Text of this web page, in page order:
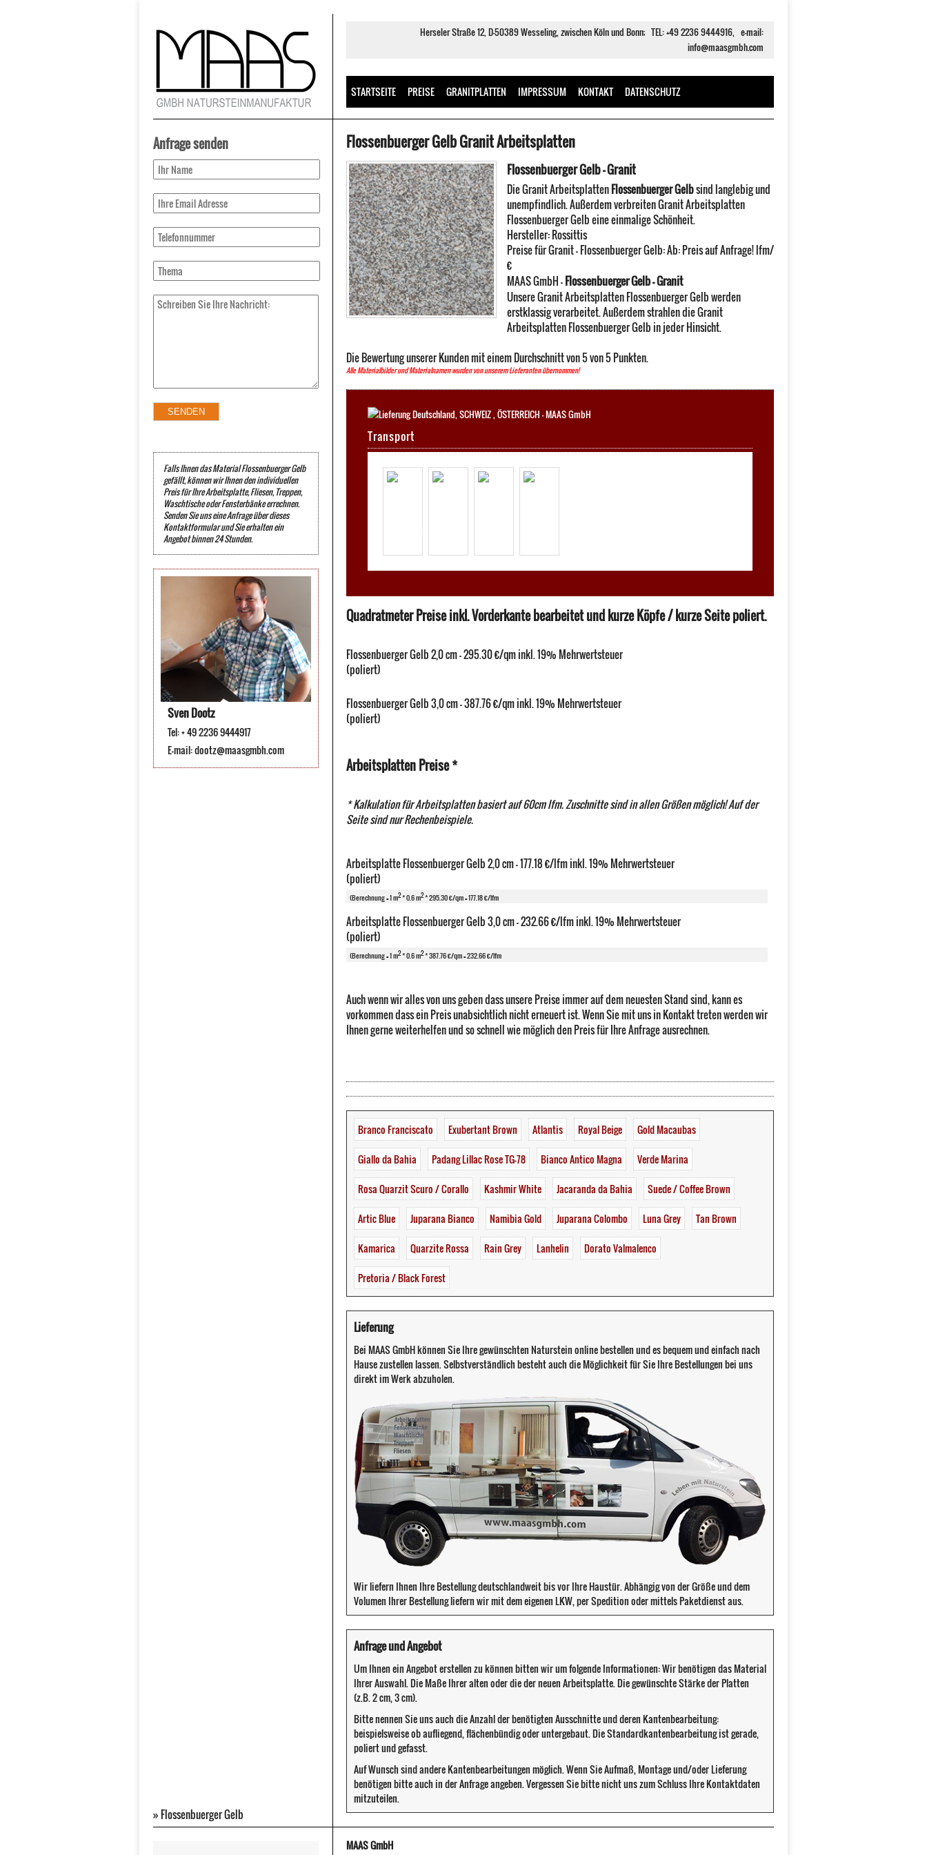
Herseler Straße 12, D-50389 Wesseling, zwischen Köln und Bonn; TEL: +49 2236 9444916, e-mail:
info@maasgmbh.com
STARTSEITE PREISE GRANITPLATTEN IMPRESSUM KONTAKT DATENSCHUTZ
Anfrage senden
Falls Ihnen das Material Flossenbuerger Gelb
gefällt, können wir Ihnen den individuellen
Preis für Ihre Arbeitsplatte, Fliesen, Treppen,
Waschtische oder Fensterbänke errechnen.
Senden Sie uns eine Anfrage über dieses
Kontaktformular und Sie erhalten ein
Angebot binnen 24 Stunden.
Sven Dootz
Tel: + 49 2236 9444917
E-mail:dootz@maasgmbh.com
Flossenbuerger Gelb Granit Arbeitsplatten
Flossenbuerger Gelb - Granit
Die Granit ArbeitsplattenFlossenbuerger Gelbsind langlebig und
unempfindlich. Außerdem verbreiten Granit Arbeitsplatten
Flossenbuerger Gelb eine einmalige Schönheit.
Hersteller:Rossittis
Preise für Granit -Flossenbuerger Gelb:Ab:Preis auf Anfrage!lfm/
€
MAAS GmbH-Flossenbuerger Gelb - Granit
Unsere Granit Arbeitsplatten Flossenbuerger Gelb werden
erstklassig verarbeitet. Außerdem strahlen die Granit
Arbeitsplatten Flossenbuerger Gelb in jeder Hinsicht.
Die Bewertung unserer Kunden mit einem Durchschnitt von5von5Punkten.
Alle Materialbilder und Materialnamen wurden von unserem Lieferanten übernommen!
Transport
Quadratmeter Preise inkl. Vorderkante bearbeitet und kurze Köpfe / kurze Seite poliert.
Flossenbuerger Gelb 2,0 cm - 295.30 €/qm inkl. 19% Mehrwertsteuer
(poliert)
Flossenbuerger Gelb 3,0 cm - 387.76 €/qm inkl. 19% Mehrwertsteuer
(poliert)
Arbeitsplatten Preise *
* Kalkulation für Arbeitsplatten basiert auf 60cm lfm. Zuschnitte sind in allen Größen möglich! Auf der
Seite sind nur Rechenbeispiele.
Arbeitsplatte Flossenbuerger Gelb 2,0 cm - 177.18 €/lfm inkl. 19% Mehrwertsteuer
(poliert)
(Berechnung = 1 m2* 0.6 m2* 295.30 €/qm = 177.18 €/lfm
Arbeitsplatte Flossenbuerger Gelb 3,0 cm - 232.66 €/lfm inkl. 19% Mehrwertsteuer
(poliert)
(Berechnung = 1 m2* 0.6 m2* 387.76 €/qm = 232.66 €/lfm
Auch wenn wir alles von uns geben dass unsere Preise immer auf dem neuesten Stand sind, kann es
vorkommen dass ein Preis unabsichtlich nicht erneuert ist. Wenn Sie mit uns in Kontakt treten werden wir
Ihnen gerne weiterhelfen und so schnell wie möglich den Preis für Ihre Anfrage ausrechnen.
Branco Franciscato Exubertant Brown Atlantis Royal Beige Gold Macaubas
Giallo da Bahia Padang Lillac Rose TG-78 Bianco Antico Magna Verde Marina
Rosa Quarzit Scuro / Corallo Kashmir White Jacaranda da Bahia Suede / Coffee Brown
Artic Blue Juparana Bianco Namibia Gold Juparana Colombo Luna Grey Tan Brown
Kamarica Quarzite Rossa Rain Grey Lanhelin Dorato Valmalenco
Pretoria / Black Forest
Lieferung
Bei MAAS GmbH können Sie Ihre gewünschten Naturstein online bestellen und es bequem und einfach nach
Hause zustellen lassen. Selbstverständlich besteht auch die Möglichkeit für Sie Ihre Bestellungen bei uns
direkt im Werk abzuholen.
Wir liefern Ihnen Ihre Bestellung deutschlandweit bis vor Ihre Haustür. Abhängig von der Größe und dem
Volumen Ihrer Bestellung liefern wir mit dem eigenen LKW, per Spedition oder mittels Paketdienst aus.
Anfrage und Angebot
Um Ihnen ein Angebot erstellen zu können bitten wir um folgende Informationen: Wir benötigen das Material
Ihrer Auswahl. Die Maße Ihrer alten oder die der neuen Arbeitsplatte. Die gewünschte Stärke der Platten
(z.B. 2 cm, 3 cm).
Bitte nennen Sie uns auch die Anzahl der benötigten Ausschnitte und deren Kantenbearbeitung:
beispielsweise ob aufliegend, flächenbündig oder untergebaut. Die Standardkantenbearbeitung ist gerade,
poliert und gefasst.
Auf Wunsch sind andere Kantenbearbeitungen möglich. Wenn Sie Aufmaß, Montage und/oder Lieferung
benötigen bitte auch in der Anfrage angeben. Vergessen Sie bitte nicht uns zum Schluss Ihre Kontaktdaten
mitzuteilen.
» Flossenbuerger Gelb
MAAS GmbH